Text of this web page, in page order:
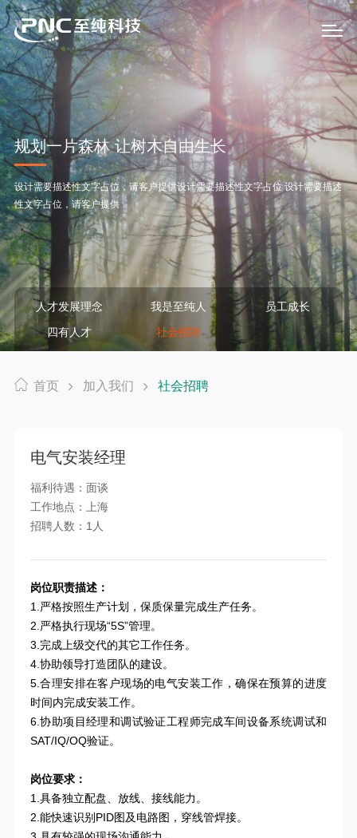
规划一片森林 让树木自由生长
设计需要描述性文字占位，请客户提供设计需要描述性文字占位 设计需要描述
性文字占位，请客户提供
人才发展理念 我是至纯人
员工成长
四有人才
社会招聘
首页 加入我们 社会招聘
电气安装经理
福利待遇：面谈
工作地点：上海
招聘人数：1人
岗位职责描述：
1.严格按照生产计划，保质保量完成生产任务。
2.严格执行现场“5S”管理。
3.完成上级交代的其它工作任务。
4.协助领导打造团队的建设。
5.合理安排在客户现场的电气安装工作，确保在预算的进度
时间内完成安装工作。
6.协助项目经理和调试验证工程师完成车间设备系统调试和
SAT/IQ/OQ验证。
岗位要求：
1.具备独立配盘、放线、接线能力。
2.能快速识别PID图及电路图，穿线管焊接。